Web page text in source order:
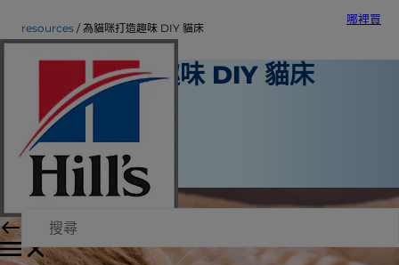
哪裡買
resources 為貓咪打造趣味 DIY 貓床
為貓咪打造趣味 DIY 貓床
工具與資源
Christine O'Brien
|
2016年10月24日